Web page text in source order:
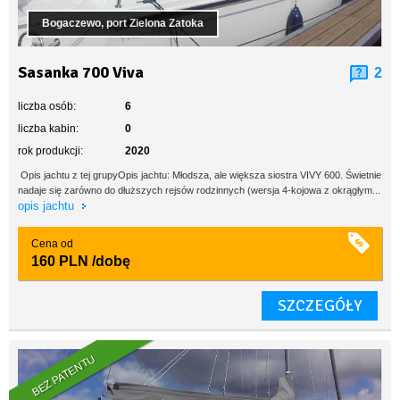
Bogaczewo, port Zielona Zatoka
Sasanka 700 Viva 2
liczba osób:
6
liczba kabin:
0
rok produkcji:
2020
Opis jachtu z tej grupyOpis jachtu: Młodsza, ale większa siostra VIVY 600. Świetnie
nadaje się zarówno do dłuższych rejsów rodzinnych (wersja 4-kojowa z okrągłym...
opis jachtu
Cena od
160 PLN /dobę
SZCZEGÓŁY
BEZ PATENTU